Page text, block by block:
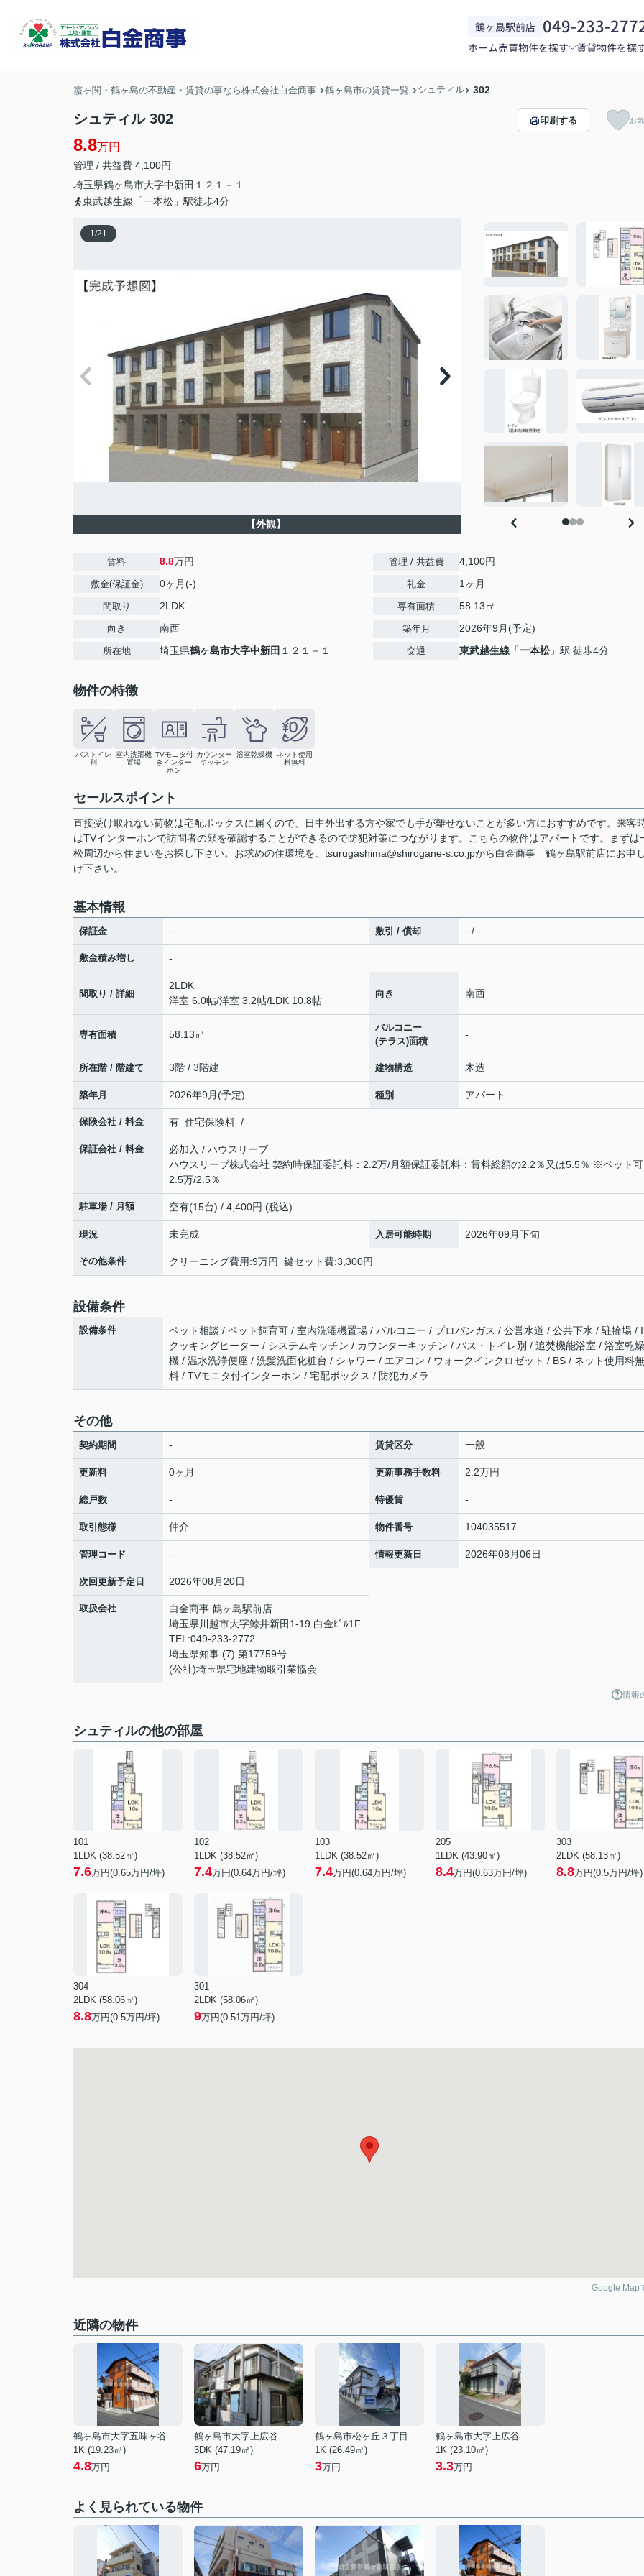
鶴ヶ島駅前店 049-233-
ホーム売買物件を探す 賃貸物件を探
霞ヶ関・鶴ヶ島の不動産・賃貸の事なら株式会社白金商事 鶴ヶ島市の賃貸一覧 シュティル 302
シュティル 302
8.8万円
管理 / 共益費 4,100円
埼玉県鶴ヶ島市大字中新田 １２１－１
東武越生線「一本松」駅徒歩4分
印刷する お
1/21
【外観】
賃料 8.8万円
敷金(保証金) 0ヶ月(-)
間取り 2LDK
向き 南西
所在地 埼玉県鶴ヶ島市大字中新田 １２１－１
管理 / 共益費 4,100円
礼金 1ヶ月
専有面積 58.13㎡
築年月 2026年9月(予定)
交通 東武越生線 「一本松」駅 徒歩4分
物件の特徴
バストイレ
別
室内洗濯機
置場
TVモニタ付
きインター
ホン
カウンター
キッチン
浴室乾燥機 ネット使用
料無料
セールスポイント
直接受け取れない荷物は宅配ボックスに届くので、日中外出する方や家でも手が離せないことが多い方におすすめです。来客
はTVインターホンで訪問者の顔を確認することができるので防犯対策につながります。こちらの物件はアパートです。まずは
松周辺から住まいをお探し下さい。お求めの住環境を、tsurugashima@shirogane-s.co.jpから白金商事 鶴ヶ島駅前店にお申
け下さい。
基本情報
保証金 - 敷引 / 償却 - / -
敷金積み増し -
間取り / 詳細
2LDK
洋室 6.0帖/洋室 3.2帖/LDK 10.8帖
向き 南西
専有面積 58.13㎡
バルコニー
(テラス)面積
-
所在階 / 階建て 3階 / 3階建 建物構造 木造
築年月 2026年9月(予定) 種別 アパート
保険会社 / 料金 有 住宅保険料 / -
保証会社 / 料金
必加入 / ハウスリーブ
ハウスリーブ株式会社 契約時保証委託料：2.2万/月額保証委託料：賃料総額の2.2％又は5.5％ ※ペット
2.5万/2.5％
駐車場 / 月額 空有(15台) / 4,400円 (税込)
現況 未完成 入居可能時期 2026年09月下旬
その他条件 クリーニング費用:9万円 鍵セット費:3,300円
設備条件
設備条件
ペット相談 / ペット飼育可 / 室内洗濯機置場 / バルコニー / プロパンガス / 公営水道 / 公共下水 / 駐輪場 /
クッキングヒーター / システムキッチン / カウンターキッチン / バス・トイレ別 / 追焚機能浴室 / 浴室乾燥
機 / 温水洗浄便座 / 洗髪洗面化粧台 / シャワー / エアコン / ウォークインクロゼット / BS / ネット使用料無
料 / TVモニタ付インターホン / 宅配ボックス / 防犯カメラ
その他
契約期間 - 賃貸区分 一般
更新料 0ヶ月 更新事務手数料 2.2万円
総戸数 - 特優賃 -
取引態様 仲介 物件番号 104035517
管理コード - 情報更新日 2026年08月06日
次回更新予定日 2026年08月20日
取扱会社
白金商事 鶴ヶ島駅前店
埼玉県川越市大字鯨井新田1-19 白金ﾋﾞﾙ1F
TEL:049-233-2772
埼玉県知事 (7) 第17759号
(公社)埼玉県宅地建物取引業協会
情報
シュティルの他の部屋
101
1LDK (38.52㎡)
7.6万円(0.65万円/坪)
102
1LDK (38.52㎡)
7.4万円(0.64万円/坪)
103
1LDK (38.52㎡)
7.4万円(0.64万円/坪)
205
1LDK (43.90㎡)
8.4万円(0.63万円/坪)
303
2LDK (58.13㎡)
8.8万円(0.5万円/坪)
304
2LDK (58.06㎡)
8.8万円(0.5万円/坪)
301
2LDK (58.06㎡)
9万円(0.51万円/坪)
Google Map
近隣の物件
鶴ヶ島市大字五味ヶ谷
1K (19.23㎡)
4.8万円
鶴ヶ島市大字上広谷
3DK (47.19㎡)
6万円
鶴ヶ島市松ヶ丘３丁目
1K (26.49㎡)
3万円
鶴ヶ島市大字上広谷
1K (23.10㎡)
3.3万円
よく見られている物件